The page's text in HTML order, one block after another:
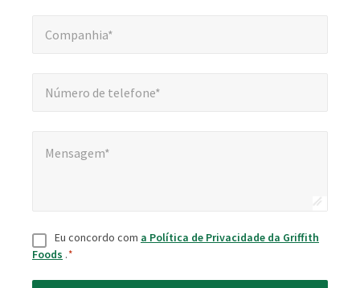
Companhia*
Número de telefone*
Mensagem*
Consentimento
Eu concordo com a Política de Privacidade da Griffith
Foods .*